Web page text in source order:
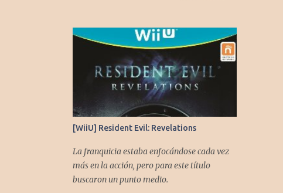
[WiiU] Resident Evil: Revelations
La franquicia estaba enfocándose cada vez
más en la acción, pero para este título
buscaron un punto medio.